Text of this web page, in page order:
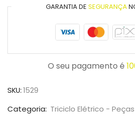
GARANTIA DE SEGURANÇA
O seu pagamento é
SKU:1529
Categoria: Triciclo Elétrico - Peças